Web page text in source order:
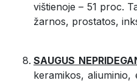
vištienoje – 51 proc.
žarnos, prostatos,
SAUGUS
keramikos,